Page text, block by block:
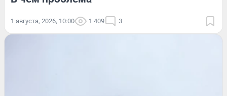
1 августа, 2026, 10:00 1 409 3